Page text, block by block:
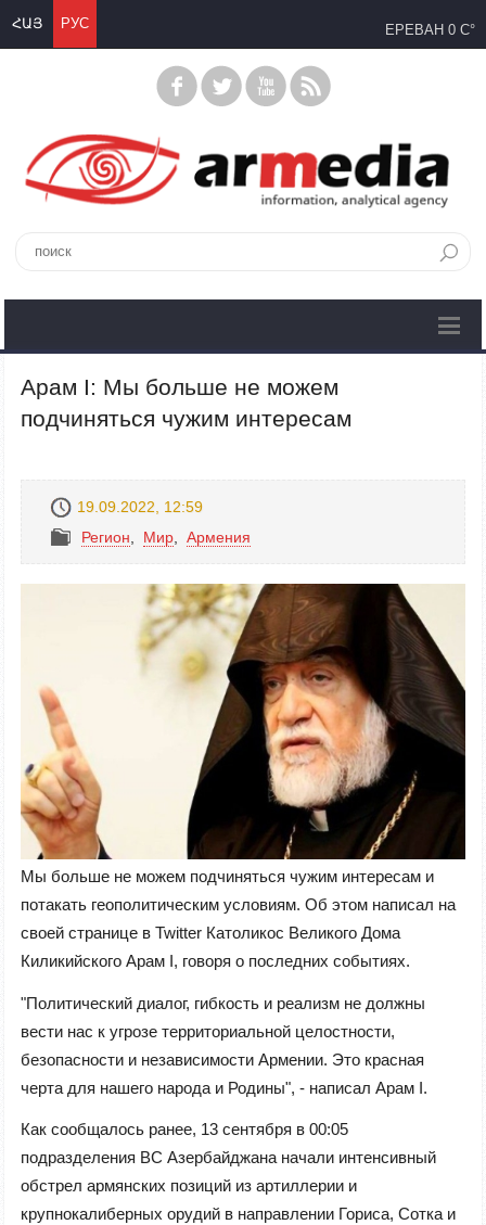
ՀԱՅ РУС ЕРЕВАН 0 C°
Арам I: Мы больше не можем
подчиняться чужим интересам
19.09.2022, 12:59
Регион
Mир Армения
Мы больше не можем подчиняться чужим интересам и
потакать геополитическим условиям. Об этом написал на
своей странице в Twitter Католикос Великого Дома
Киликийского Арам I, говоря о последних событиях.
"Политический диалог, гибкость и реализм не должны
вести нас к угрозе территориальной целостности,
безопасности и независимости Армении. Это красная
черта для нашего народа и Родины", - написал Арам I.
Как сообщалось ранее, 13 сентября в 00:05
подразделения ВС Азербайджана начали интенсивный
обстрел армянских позиций из артиллерии и
крупнокалиберных орудий в направлении Гориса, Сотка и